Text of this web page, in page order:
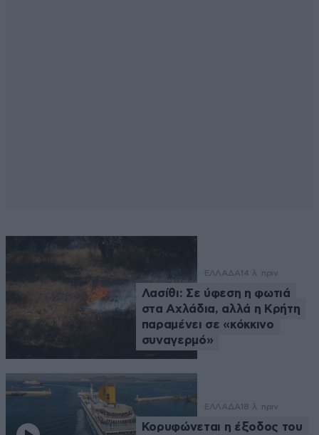
ΕΛΛΑΔΑ 14 λ. πριν
Λασίθι: Σε ύφεση η φωτιά
στα Αχλάδια, αλλά η Κρήτη
παραμένει σε «κόκκινο
συναγερμό»
ΕΛΛΑΔΑ 18 λ. πριν
Κορυφώνεται η έξοδος του